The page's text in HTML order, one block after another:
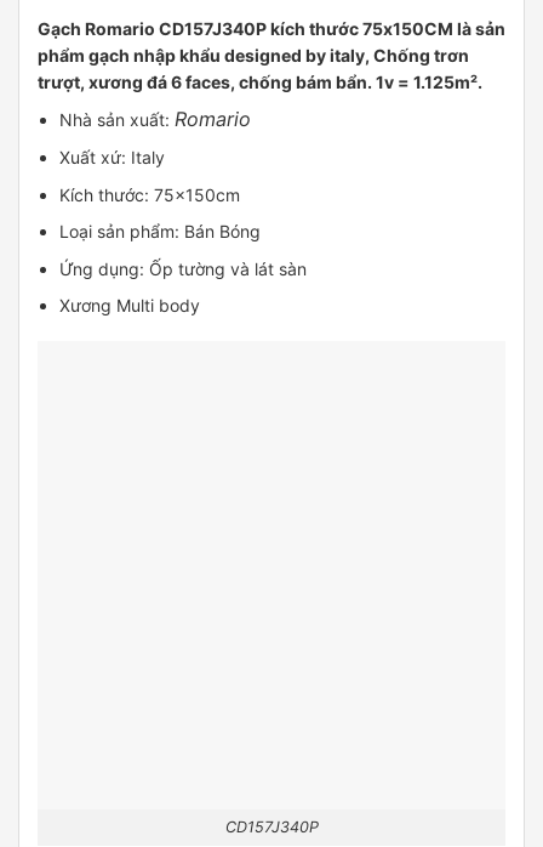
Gạch Romario CD157J340P kích thước 75x150CM là sản
phẩm gạch nhập khẩu designed by italy, Chống trơn
trượt, xương đá 6 faces, chống bám bẩn. 1v = 1.125m².
Nhà sản xuất: Romario
Xuất xứ: Italy
Kích thước: 75x150cm
Loại sản phẩm: Bán Bóng
Ứng dụng: Ốp tường và lát sàn
Xương Multi body
CD157J340P